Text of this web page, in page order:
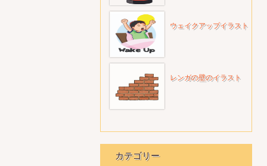
ウェイクアップイラスト
レンガの壁のイラスト
カテゴリー